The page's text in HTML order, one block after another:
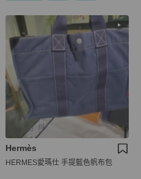
Hermès
HERMES愛瑪仕 手提藍色帆布包